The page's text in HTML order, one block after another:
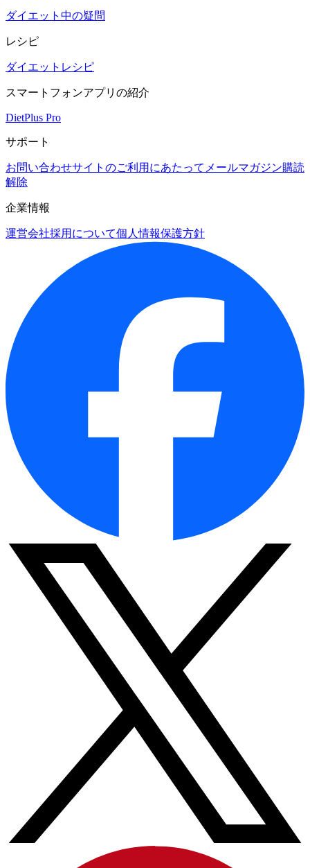
ダイエット中の疑問
レシピ
ダイエットレシピ
スマートフォンアプリの紹介
DietPlus Pro
サポート
お問い合わせサイトのご利用にあたって メールマガジン購読
解除
企業情報
運営会社採用について個人情報保護方針